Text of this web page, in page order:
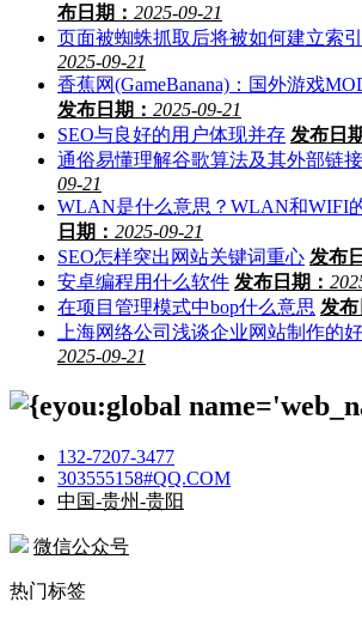
布日期： 2025-09-21
页面被蜘蛛抓取后将被如何建立索
2025-09-21
香蕉网(GameBanana)：国外游戏
发布日期： 2025-09-21
SEO与良好的用户体现并存 发布日
通俗易懂理解谷歌算法及其外部链接
09-21
WLAN是什么意思？WLAN和WIFI
日期： 2025-09-21
SEO怎样突出网站关键词重心 发布
安卓编程用什么软件 发布日期：
在项目管理模式中bop什么意思 发布
上海网络公司浅谈企业网站制作的
2025-09-21
132-7207-3477
303555158#QQ.COM
中国-贵州-贵阳
微信公众号
热门标签